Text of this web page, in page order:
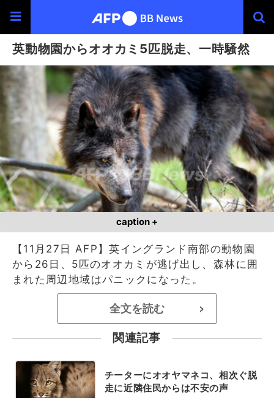
英動物園からオオカミ5匹脱走、一時騒然
caption +
【11月27日 AFP】英イングランド南部の動物園
から26日、5匹のオオカミが逃げ出し、森林に囲
まれた周辺地域はパニックになった。
全文を読む >
関連記事
チーターにオオヤマネコ、相次ぐ脱
走に近隣住民からは不安の声